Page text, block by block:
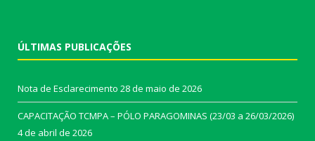
ÚLTIMAS PUBLICAÇÕES
Nota de Esclarecimento 28 de maio de 2026
CAPACITAÇÃO TCMPA – PÓLO PARAGOMINAS (23/03 a 26/03/2026)
4 de abril de 2026